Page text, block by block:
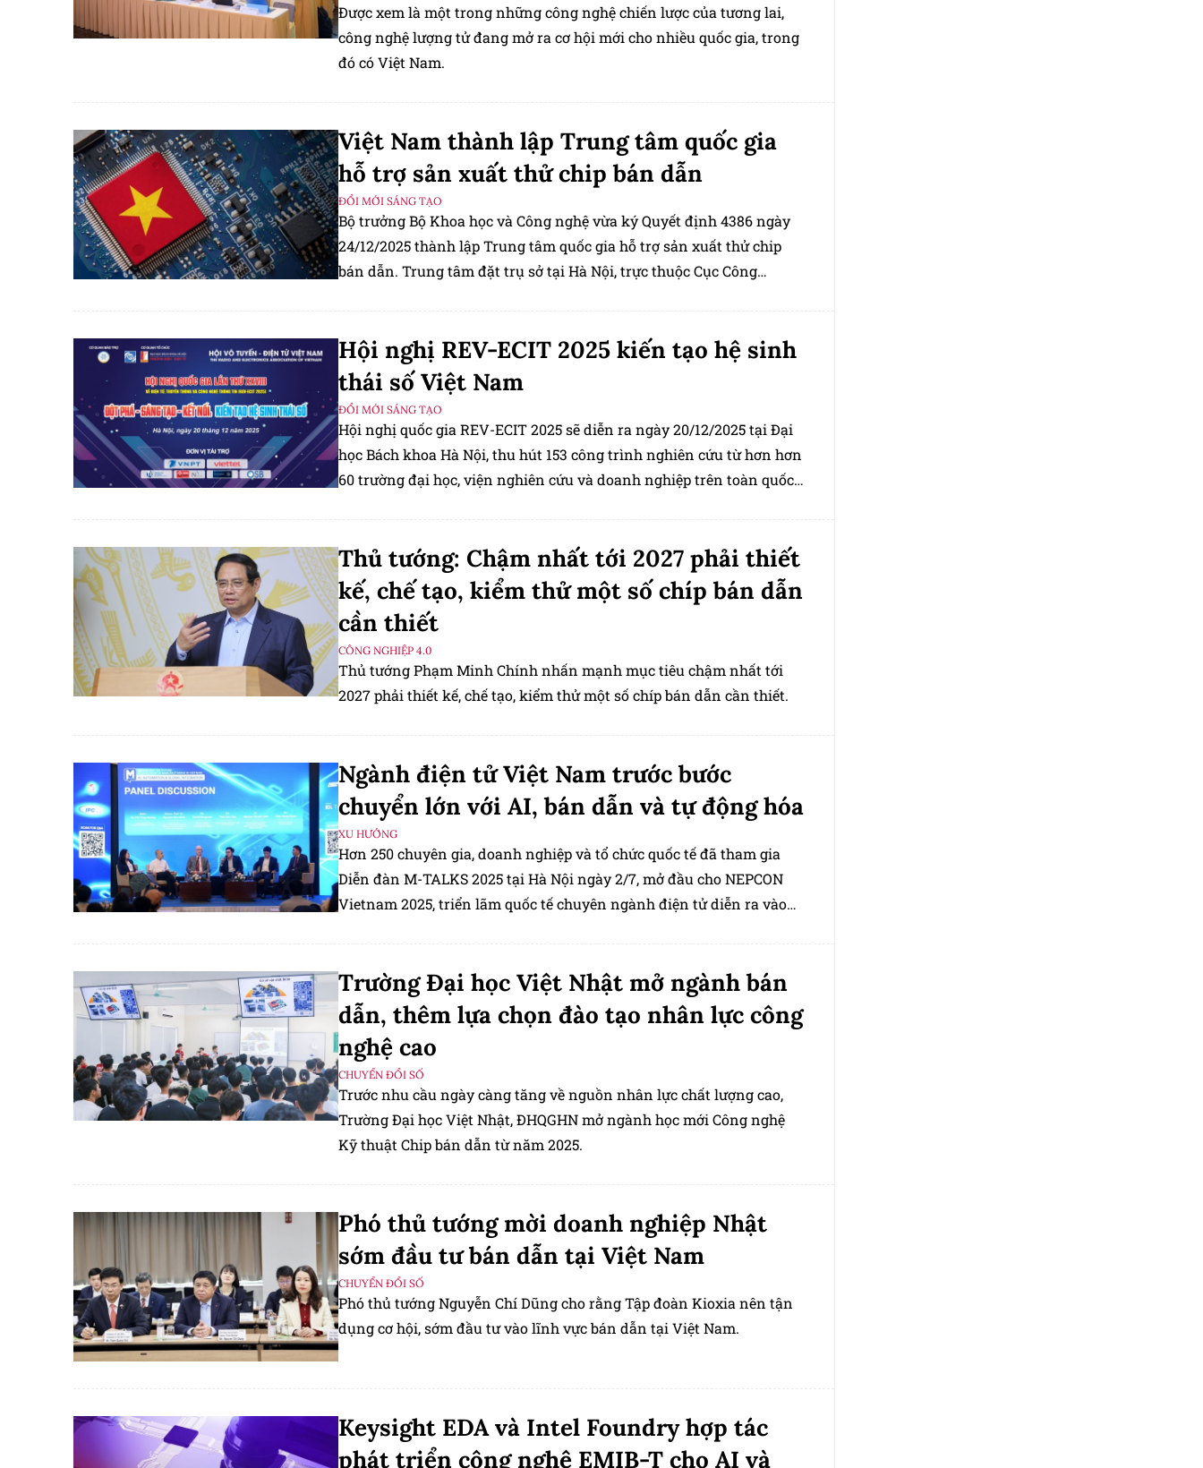
Được xem là một trong những công nghệ chiến lược của tương lai,
công nghệ lượng tử đang mở ra cơ hội mới cho nhiều quốc gia, trong
đó có Việt Nam.
Việt Nam thành lập Trung tâm quốc gia
hỗ trợ sản xuất thử chip bán dẫn
ĐỔI MỚI SÁNG TẠO
Bộ trưởng Bộ Khoa học và Công nghệ vừa ký Quyết định 4386 ngày
24/12/2025 thành lập Trung tâm quốc gia hỗ trợ sản xuất thử chip
bán dẫn. Trung tâm đặt trụ sở tại Hà Nội, trực thuộc Cục Công
Hội nghị REV-ECIT 2025 kiến tạo hệ sinh
thái số Việt Nam
ĐỔI MỚI SÁNG TẠO
Hội nghị quốc gia REV-ECIT 2025 sẽ diễn ra ngày 20/12/2025 tại Đại
học Bách khoa Hà Nội, thu hút 153 công trình nghiên cứu từ hơn hơn
60 trường đại học, viện nghiên cứu và doanh nghiệp trên toàn quốc.
Thủ tướng: Chậm nhất tới 2027 phải thiết
kế, chế tạo, kiểm thử một số chíp bán dẫn
cần thiết
CÔNG NGHIỆP 4.0
Thủ tướng Phạm Minh Chính nhấn mạnh mục tiêu chậm nhất tới
2027 phải thiết kế, chế tạo, kiểm thử một số chíp bán dẫn cần thiết.
Ngành điện tử Việt Nam trước bước
chuyển lớn với AI, bán dẫn và tự động hóa
XU HƯỚNG
Hơn 250 chuyên gia, doanh nghiệp và tổ chức quốc tế đã tham gia
Diễn đàn M-TALKS 2025 tại Hà Nội ngày 2/7, mở đầu cho NEPCON
Vietnam 2025, triển lãm quốc tế chuyên ngành điện tử diễn ra vào
Trường Đại học Việt Nhật mở ngành bán
dẫn, thêm lựa chọn đào tạo nhân lực công
nghệ cao
CHUYỂN ĐỔI SỐ
Trước nhu cầu ngày càng tăng về nguồn nhân lực chất lượng cao,
Trường Đại học Việt Nhật, ĐHQGHN mở ngành học mới Công nghệ
Kỹ thuật Chip bán dẫn từ năm 2025.
Phó thủ tướng mời doanh nghiệp Nhật
sớm đầu tư bán dẫn tại Việt Nam
CHUYỂN ĐỔI SỐ
Phó thủ tướng Nguyễn Chí Dũng cho rằng Tập đoàn Kioxia nên tận
dụng cơ hội, sớm đầu tư vào lĩnh vực bán dẫn tại Việt Nam.
Keysight EDA và Intel Foundry hợp tác
phát triển công nghệ EMIB-T cho AI và